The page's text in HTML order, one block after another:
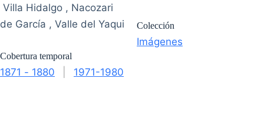
Villa Hidalgo , Nacozari
de García , Valle del Yaqui
Cobertura temporal
1871 - 1880 1971-1980
Colección
Imágenes